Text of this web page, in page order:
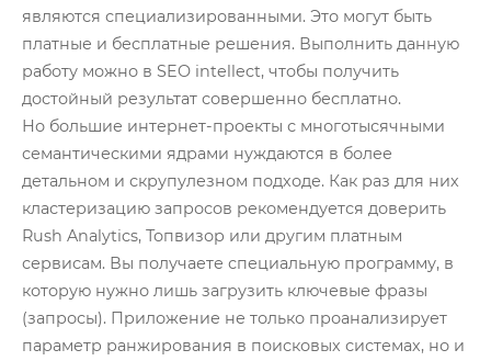
являются специализированными. Это могут быть
платные и бесплатные решения. Выполнить данную
работу можно в SEO intellect, чтобы получить
достойный результат совершенно бесплатно.
Но большие интернет-проекты с многотысячными
семантическими ядрами нуждаются в более
детальном и скрупулезном подходе. Как раз для них
кластеризацию запросов рекомендуется доверить
Rush Analytics, Топвизор или другим платным
сервисам. Вы получаете специальную программу, в
которую нужно лишь загрузить ключевые фразы
(запросы). Приложение не только проанализирует
параметр ранжирования в поисковых системах, но и